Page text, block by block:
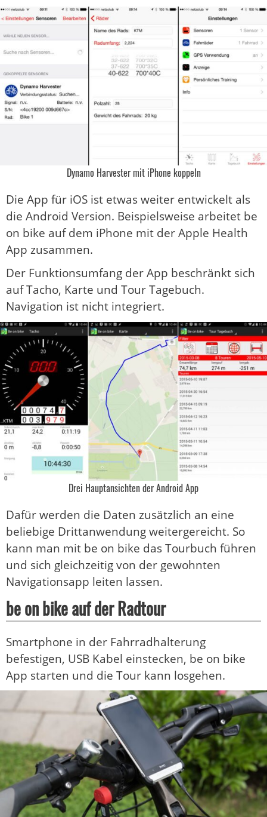
Dynamo Harvester mit iPhone koppeln
Die App für iOS ist etwas weiter entwickelt als
die Android Version. Beispielsweise arbeitet be
on bike auf dem iPhone mit der Apple Health
App zusammen.
Der Funktionsumfang der App beschränkt sich
auf Tacho, Karte und Tour Tagebuch.
Navigation ist nicht integriert.
Drei Hauptansichten der Android App
Dafür werden die Daten zusätzlich an eine
beliebige Drittanwendung weitergereicht. So
kann man mit be on bike das Tourbuch führen
und sich gleichzeitig von der gewohnten
Navigationsapp leiten lassen.
be on bike auf der Radtour
Smartphone in der Fahrradhalterung
befestigen, USB Kabel einstecken, be on bike
App starten und die Tour kann losgehen.